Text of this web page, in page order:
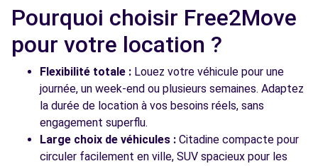
Voir l'agence
Voir toutes les agences
Pourquoi choisir Free2Move
pour votre location ?
Flexibilité totale : Louez votre véhicule pour une
journée, un week-end ou plusieurs semaines. Adaptez
la durée de location à vos besoins réels, sans
engagement superflu.
Large choix de véhicules : Citadine compacte pour
circuler facilement en ville, SUV spacieux pour les